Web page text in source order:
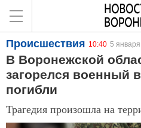
Происшествия 10:40 5
В Воронежской
загорелся военный
погибли
Трагедия произошла на